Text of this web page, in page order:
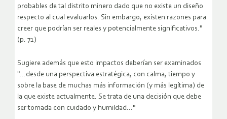
probables de tal distrito minero dado que no existe un diseño
respecto al cual evaluarlos. Sin embargo, existen razones para
creer que podrían ser reales y potencialmente significativos."
(p. 71)
Sugiere además que esto impactos deberían ser examinados
"…desde una perspectiva estratégica, con calma, tiempo y
sobre la base de muchas más información (y más legítima) de
la que existe actualmente. Se trata de una decisión que debe
ser tomada con cuidado y humildad…"